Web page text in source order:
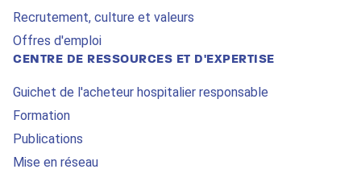
Recrutement, culture et valeurs
Offres d'emploi
CENTRE DE RESSOURCES ET D'EXPERTISE
Guichet de l'acheteur hospitalier responsable
Formation
Publications
Mise en réseau